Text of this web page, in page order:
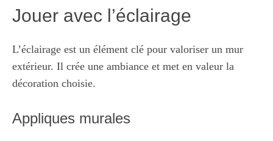
Jouer avec l’éclairage
L’éclairage est un élément clé pour valoriser un mur
extérieur. Il crée une ambiance et met en valeur la
décoration choisie.
Appliques murales